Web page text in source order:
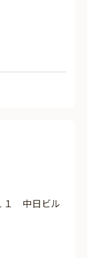
１ 中日ビル